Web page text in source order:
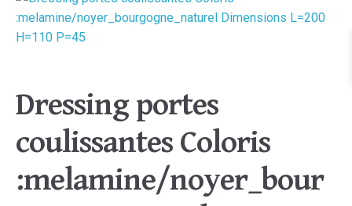
Dressing portes
coulissantes Coloris
:melamine/noyer_bour